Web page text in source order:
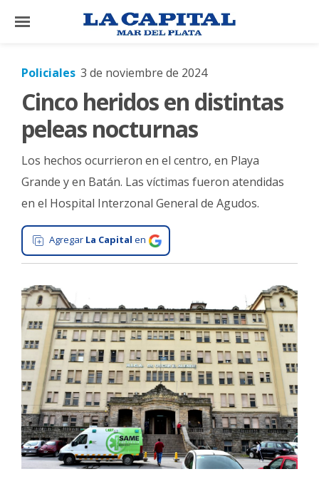
×
El
El
Mundo
La
Zona
Cultura
Tecnología
Gastronomía
Salud
Interés
General
La
Ciudad
Deportes
Arte
Policiales 3 de noviembre de 2024
Cinco heridos en distintas
peleas nocturnas
Los hechos ocurrieron en el centro, en Playa
Grande y en Batán. Las víctimas fueron atendidas
en el Hospital Interzonal General de Agudos.
Agregar La Capital en